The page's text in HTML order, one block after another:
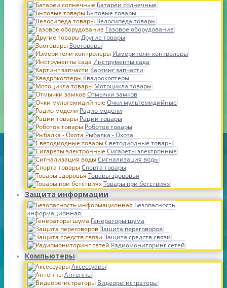
Батареи солнечные
Бытовые товары
Велосипеда товары
Газовое оборудование
Другие товары
Зоотовары
Измерители-контролеры
Инструменты сада
Картинг запчасти
Квадрокоптеры
Мотоцикла товары
Отмычки замков
Очки мультемидийные
Радио модели
Рации товары
Роботов товары
Рыбалка - Охота
Светодиодные товары
Сигареты электронные
Сигнализация воды
Спорта товары
Товары здоровья
Товары при бетствиях
Защита информации
Безопасность
информационная
Генераторы шума
Защита переговоров
Защита средств связи
Радиомониторинг сетей
Компьютеры
Аксессуары
Антенны
Видеорегистраторы